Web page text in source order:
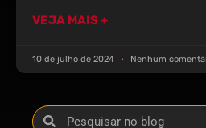
VEJA MAIS +
10 de julho de 2024 Nenhum